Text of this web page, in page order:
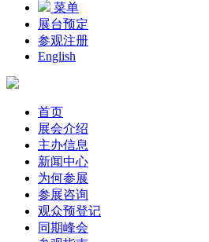
菜单
展台预定
参观注册
English
首页
展会介绍
主办信息
新闻中心
为何参展
参展咨询
观众预登记
同期峰会